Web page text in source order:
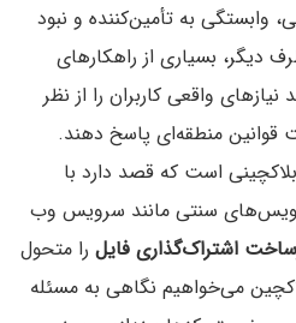
وابستگی به تأمین‌کننده و نبود
دیگر، بسیاری از راهکارهای
نیازهای واقعی کاربران را از نظر
قوانین منطقه‌ای پاسخ دهند.
است که قصد دارد با
سنتی مانند سرویس وب
اشتراک‌گذاری فایل را متحول
می‌خواهیم نگاهی به مسئله